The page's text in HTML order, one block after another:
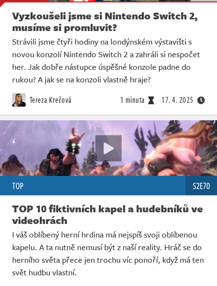
Vyzkoušeli jsme si Nintendo Switch 2,
musíme si promluvit?
Strávili jsme čtyři hodiny na londýnském výstavišti s
novou konzolí Nintendo Switch 2 a zahráli si nespočet
her. Jak dobře nástupce úspěšné konzole padne do
rukou? A jak se na konzoli vlastně hraje?
Tereza Krečová 1 minuta 17. 4. 2025
TOP S2E70
TOP 10 fiktivních kapel a hudebníků ve
videohrách
I váš oblíbený herní hrdina má nejspíš svoji oblíbenou
kapelu. A ta nutně nemusí být z naší reality. Hráč se do
herního světa přece jen trochu víc ponoří, když má ten
svět hudbu vlastní.